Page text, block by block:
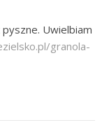
Uwielbiam
granola-